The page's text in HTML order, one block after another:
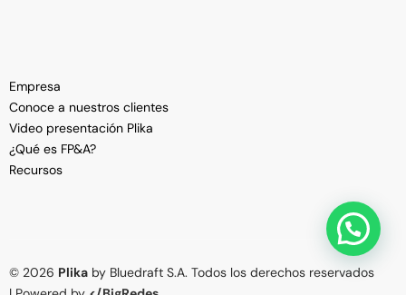
Empresa
Conoce a nuestros clientes
Video presentación Plika
¿Qué es FP&A?
Recursos
© 2026 Plika by Bluedraft S.A. Todos los derechos reservados